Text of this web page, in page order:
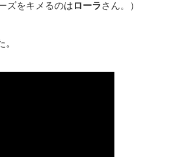
ズをキメるのは ローラ さん。）